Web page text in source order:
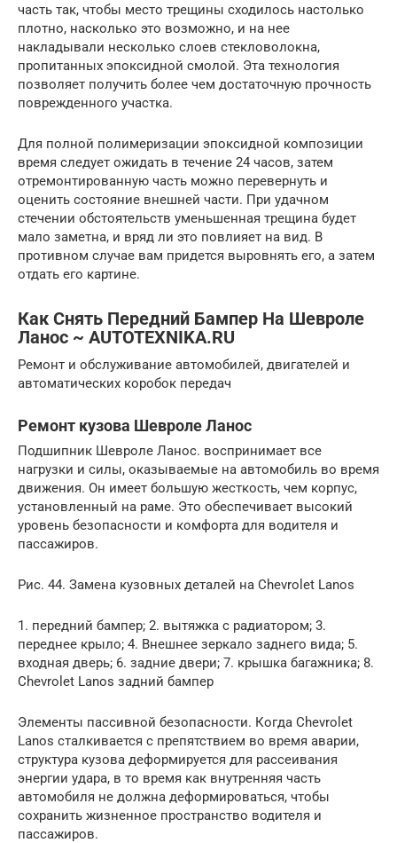
часть так, чтобы место трещины сходилось настолько
плотно, насколько это возможно, и на нее
накладывали несколько слоев стекловолокна,
пропитанных эпоксидной смолой. Эта технология
позволяет получить более чем достаточную прочность
поврежденного участка.
Для полной полимеризации эпоксидной композиции
время следует ожидать в течение 24 часов, затем
отремонтированную часть можно перевернуть и
оценить состояние внешней части. При удачном
стечении обстоятельств уменьшенная трещина будет
мало заметна, и вряд ли это повлияет на вид. В
противном случае вам придется выровнять его, а затем
отдать его картине.
Как Снять Передний Бампер На Шевроле
Ланос ~ AUTOTEXNIKA.RU
Ремонт и обслуживание автомобилей, двигателей и
автоматических коробок передач
Ремонт кузова Шевроле Ланос
Подшипник Шевроле Ланос. воспринимает все
нагрузки и силы, оказываемые на автомобиль во время
движения. Он имеет большую жесткость, чем корпус,
установленный на раме. Это обеспечивает высокий
уровень безопасности и комфорта для водителя и
пассажиров.
Рис. 44. Замена кузовных деталей на Chevrolet Lanos
1. передний бампер; 2. вытяжка с радиатором; 3.
переднее крыло; 4. Внешнее зеркало заднего вида; 5.
входная дверь; 6. задние двери; 7. крышка багажника; 8.
Chevrolet Lanos задний бампер
Элементы пассивной безопасности. Когда Chevrolet
Lanos сталкивается с препятствием во время аварии,
структура кузова деформируется для рассеивания
энергии удара, в то время как внутренняя часть
автомобиля не должна деформироваться, чтобы
сохранить жизненное пространство водителя и
пассажиров.